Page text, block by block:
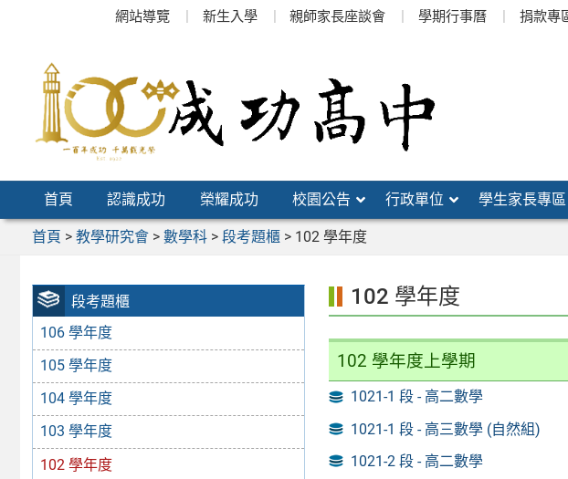
網站導覽 新生入學 親師家長座談會 學期行事曆 捐款專
首頁 認識成功 榮耀成功 校園公告 行政單位 學生家長專區
首頁 > 教學研究會> 數學科> 段考題櫃> 102 學年度
段考題櫃
106 學年度
105 學年度
104 學年度
103 學年度
102 學年度
102 學年度
102 學年度上學期
1021-1 段 - 高二數學
1021-1 段 - 高三數學 (自然組)
1021-2 段 - 高二數學